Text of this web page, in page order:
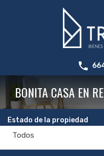
BONITA CASA EN
Estado de la propiedad
Todos